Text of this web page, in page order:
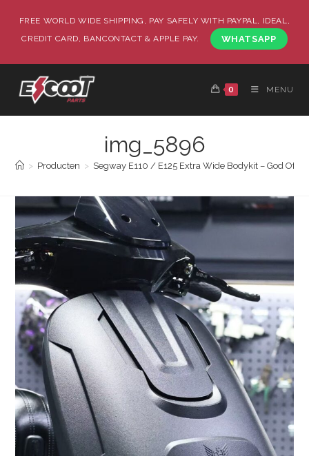
FREE WORLD WIDE SHIPPING, PAY SAFELY WITH PAYPAL, IDEAL,
CREDIT CARD, BANCONTACT & APPLE PAY.
WHATSAPP
0 MENU
img_5896
> Producten > Segway E110 / E125 Extra Wide Bodykit – God Of